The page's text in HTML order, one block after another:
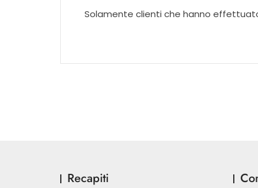
Solamente clienti che hanno
Recapiti